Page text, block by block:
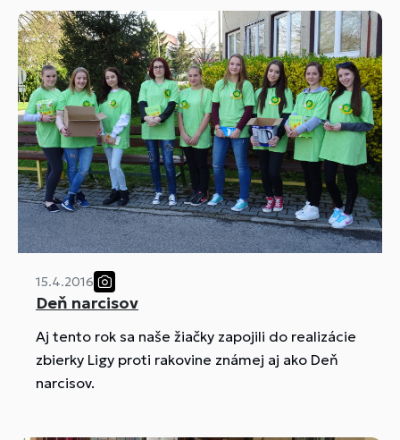
15.4.2016
Deň narcisov
Aj tento rok sa naše žiačky zapojili do realizácie
zbierky Ligy proti rakovine známej aj ako Deň
narcisov.